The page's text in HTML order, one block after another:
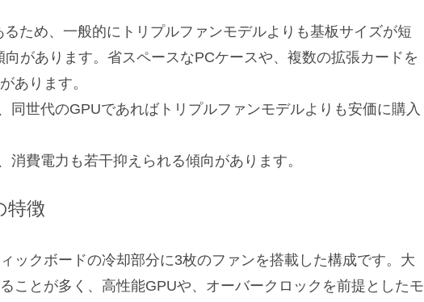
ため、一般的にトリプルファンモデルよりも基板サイズが短
があります。省スペースなPCケースや、複数の拡張カードを
あります。
同世代のGPUであればトリプルファンモデルよりも安価に購入
費電力も若干抑えられる傾向があります。
特徴
ックボードの冷却部分に3枚のファンを搭載した構成です。大
ことが多く、高性能GPUや、オーバークロックを前提としたモ